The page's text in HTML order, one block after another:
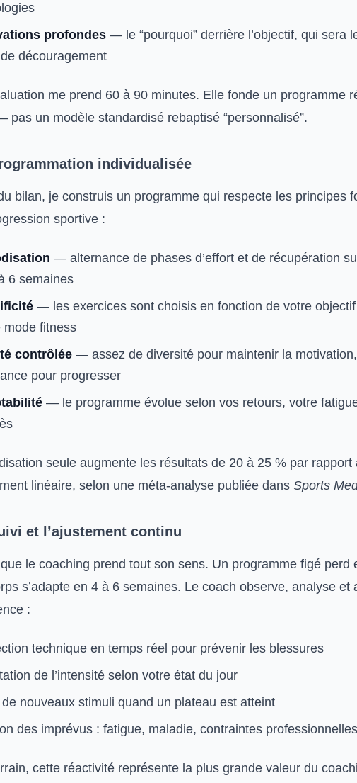
profondes — le “pourquoi” derrière l’objectif, qui sera
découragement
me prend 60 à 90 minutes. Elle fonde un programme
pas un modèle standardisé rebaptisé “personnalisé”.
individualisée
bilan, je construis un programme qui respecte les principes
sportive :
— alternance de phases d’effort et de récupération
6 semaines
— les exercices sont choisis en fonction de votre
mode fitness
contrôlée — assez de diversité pour maintenir la
pour progresser
— le programme évolue selon vos retours, votre
seule augmente les résultats de 20 à 25 % par rapport
linéaire, selon une méta-analyse publiée dans Sports
et l’ajustement continu
que le coaching prend tout son sens. Un programme figé perd
s’adapte en 4 à 6 semaines. Le coach observe, analyse et
:
technique en temps réel pour prévenir les blessures
de l’intensité selon votre état du jour
nouveaux stimuli quand un plateau est atteint
des imprévus : fatigue, maladie, contraintes professionnelles
cette réactivité représente la plus grande valeur du